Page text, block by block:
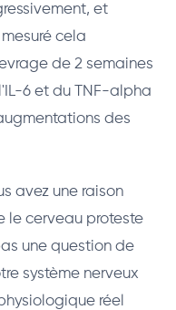
et
mesuré cela
de 2 semaines
6 et du TNF-alpha
des
avez une raison
le cerveau proteste
une question de
système nerveux
réel